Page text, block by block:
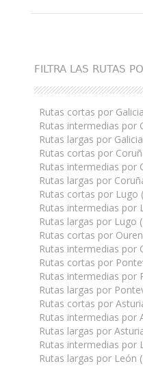
FILTRA LAS RUTAS
Rutas cortas por
Rutas intermedias por
Rutas largas por
Rutas cortas por
Rutas intermedias por
Rutas largas por
Rutas cortas por Lugo
Rutas intermedias por
Rutas largas por Lugo
Rutas cortas por
Rutas intermedias por
Rutas cortas por
Rutas intermedias por
Rutas largas por
Rutas cortas por
Rutas intermedias por
Rutas largas por
Rutas intermedias por
Rutas largas por León